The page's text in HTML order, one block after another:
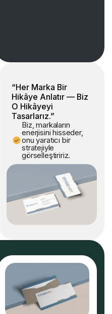
Biz, markaların
enerjisini hisseder,
onu yaratıcı bir
stratejiyle
görselleştiririz.
“Her Marka Bir
Hikâye Anlatır — Biz
O Hikâyeyi
Tasarlarız.”